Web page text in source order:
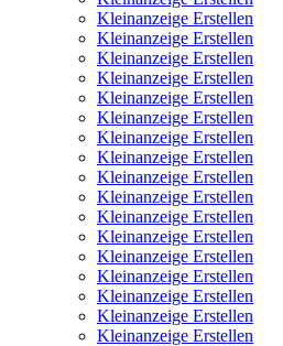
Kleinanzeige Erstellen
Kleinanzeige Erstellen
Kleinanzeige Erstellen
Kleinanzeige Erstellen
Kleinanzeige Erstellen
Kleinanzeige Erstellen
Kleinanzeige Erstellen
Kleinanzeige Erstellen
Kleinanzeige Erstellen
Kleinanzeige Erstellen
Kleinanzeige Erstellen
Kleinanzeige Erstellen
Kleinanzeige Erstellen
Kleinanzeige Erstellen
Kleinanzeige Erstellen
Kleinanzeige Erstellen
Kleinanzeige Erstellen